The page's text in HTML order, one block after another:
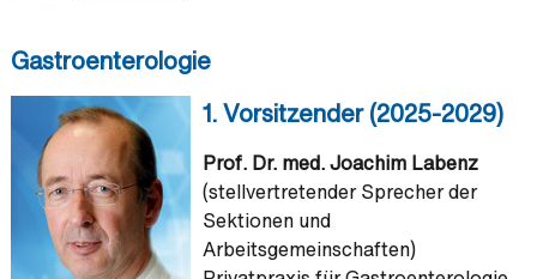
Gastroenterologie
1. Vorsitzender (2025-2029)
Prof. Dr. med. Joachim Labenz
(stellvertretender Sprecher der
Sektionen und
Arbeitsgemeinschaften)